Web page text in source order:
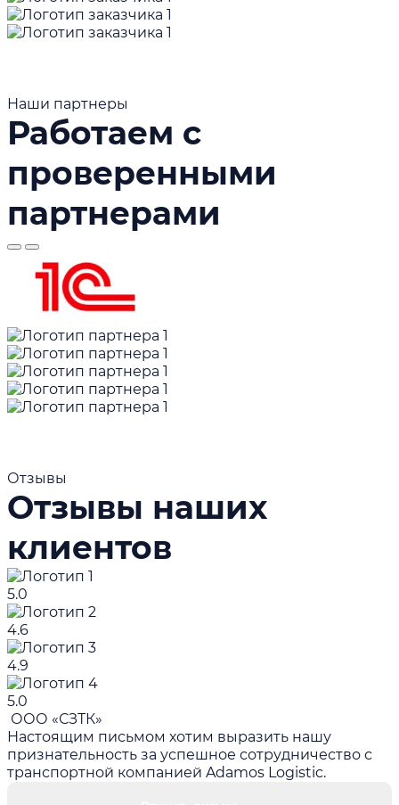
Наши партнеры
Работаем с
проверенными
партнерами
Отзывы
Отзывы наших
клиентов
5.0
4.6
4.9
5.0
ООО «СЗТК»
Настоящим письмом хотим выразить нашу
признательность за успешное сотрудничество с
транспортной компанией Adamos Logistic.